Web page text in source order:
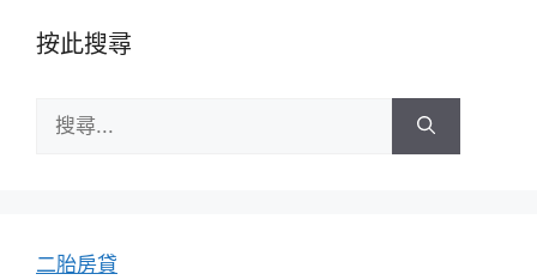
按此搜尋
尋:
二胎房貸